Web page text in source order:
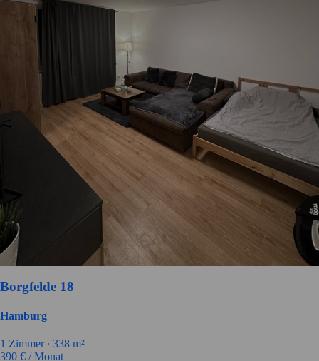
Borgfelde 18
Hamburg
1 Zimmer ∙ 338 m²
390 € / Monat